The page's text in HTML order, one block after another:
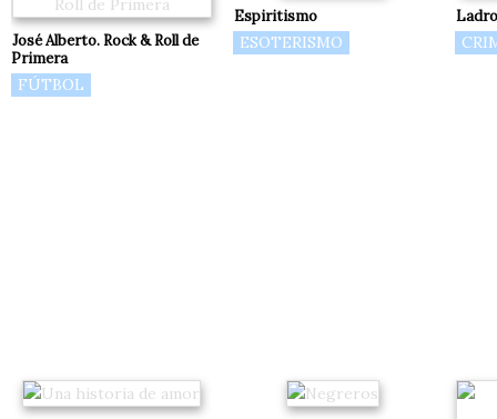
José Alberto. Rock & Roll de
Primera
FÚTBOL
Espiritismo
ESOTERISMO